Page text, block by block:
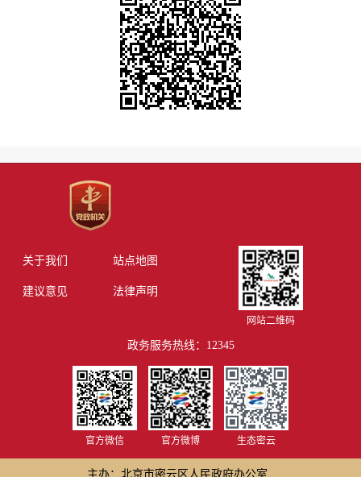
关于我们 站点地图
建议意见 法律声明
网站二维码
政务服务热线：12345
官方微信 官方微博 生态密云
主办：北京市密云区人民政府办公室